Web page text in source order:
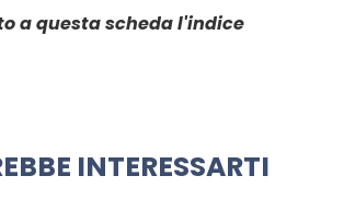
a questa scheda l'indice
INTERESSARTI